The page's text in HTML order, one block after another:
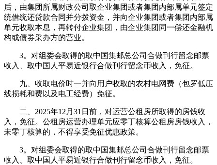
后，由集团所属财政公司取企业集团或者集团内部属单元签定
统借统还贷款合同并分拨资金，并向企业集团或者集团内部属
单元收取本息，再转付企业集团，由企业集团同一偿还金融机
构或债券采办方的营业。
3。对组委会取得的取中国集邮总公司合做刊行留念邮票
收入、取中国人平易近银行合做刊行留念币收入，免征。
九、收取电价时一并向用户收取的农村电网费（包罗低压
线损耗和费以及电工经费）免征。
二、2025年12月31日前，对运营公租房所取得的房钱收
入，免征。公租房运营办理单元应零丁核算公租房房钱收入，
未零丁核算的，不得享受免征优惠政策。
3。对组委会取得的取中国集邮总公司合做刊行留念邮票
收入、取中国人平易近银行合做刊行留念币收入，免征。